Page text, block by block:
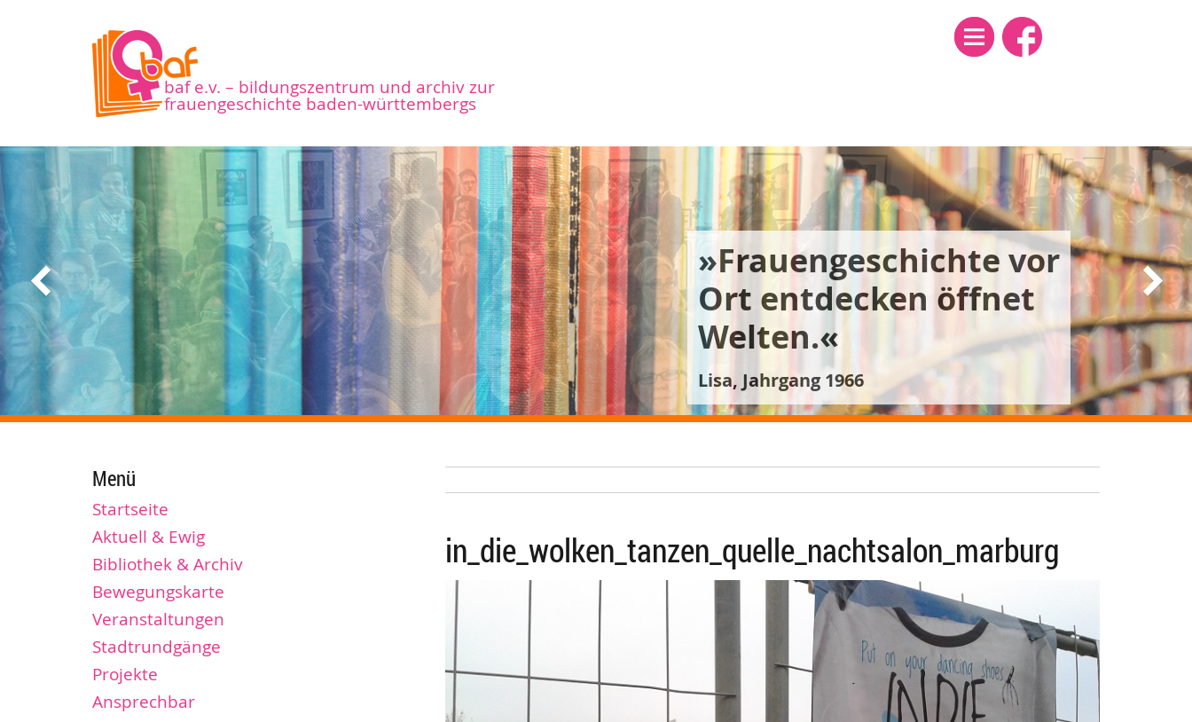
baf e.v. – bildungszentrum und archiv zur
frauengeschichte baden-württembergs
Menü
­»Chancen­­­­gerechtig­­
keit trifft uns alle, sie
ist kein
Frauenthema.«
Ilse, Jahrgang 1938
in_die_wolken_tanzen_quelle_nachtsalon_marburg
Menü
Startseite
Aktuell & Ewig
Bibliothek & Archiv
Bewegungskarte
Veranstaltungen
Stadtrundgänge
Projekte
Ansprechbar